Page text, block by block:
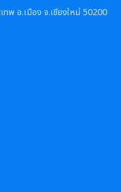
ถยนต์ของอปท.
อัตราค่าเสื่อมราคาสิน
ฒนาทรัพยากรบุคคล
าที่ของรัฐ
ทุจริตและประพฤติมิชอบ
มในการดำเนินงานตาม
พ อ.เมือง จ.เชียงใหม่ 50200